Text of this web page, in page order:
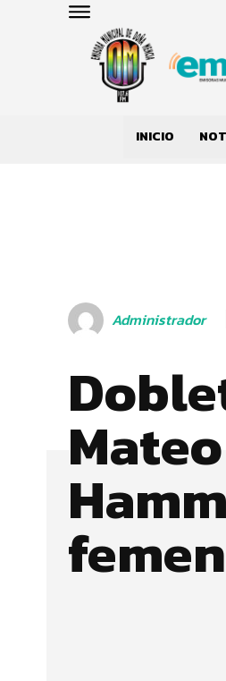
INICIO
Administrador